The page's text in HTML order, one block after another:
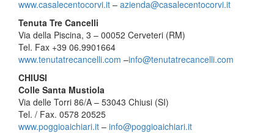
www.casalecentocorvi.it – azienda@casalecentocorvi.it
Tenuta Tre Cancelli
Via della Piscina, 3 – 00052 Cerveteri (RM)
Tel. Fax +39 06.9901664
www.tenutatrecancelli.com –info@tenutatrecancelli.com
CHIUSI
Colle Santa Mustiola
Via delle Torri 86/A – 53043 Chiusi (SI)
Tel. / Fax. 0578 20525
www.poggioaichiari.it – info@poggioaichiari.it